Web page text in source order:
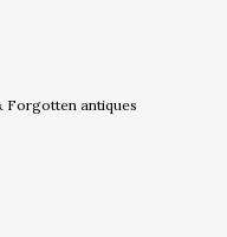
Forgotten antiques